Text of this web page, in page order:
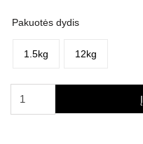
Pakuotės dydis
1.5kg 12kg